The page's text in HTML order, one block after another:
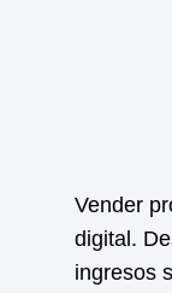
Vender
digital.
ingresos